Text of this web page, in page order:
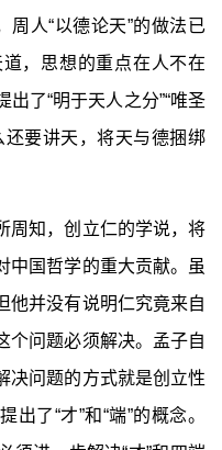
周人“以德论天”的做法已
，思想的重点在人不在
了“明于天人之分”“唯圣
还要讲天，将天与德捆绑
知，创立仁的学说，将
中国哲学的重大贡献。虽
他并没有说明仁究竟来自
个问题必须解决。孟子自
决问题的方式就是创立性
了“才”和“端”的概念。